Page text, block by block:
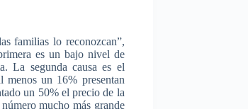
familias lo reconozcan”,
es unbajo nivel de
. La segunda causa es el
menosun 16% presentan
un 50% elprecio de la
número mucho más grande